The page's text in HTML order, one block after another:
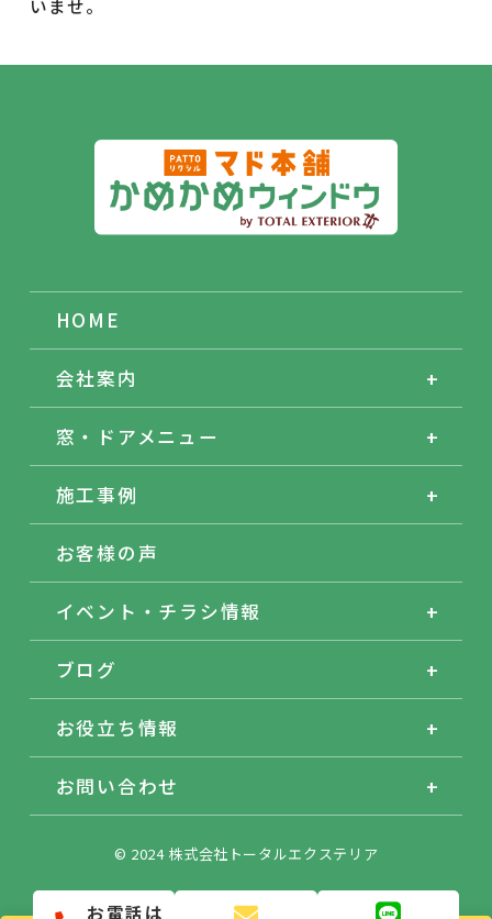
お電話は
いませ。
HOME
会社案内
窓・ドアメニュー
施工事例
お客様の声
イベント・チラシ情報
ブログ
お役立ち情報
お問い合わせ
© 2024 株式会社トータルエクステリア